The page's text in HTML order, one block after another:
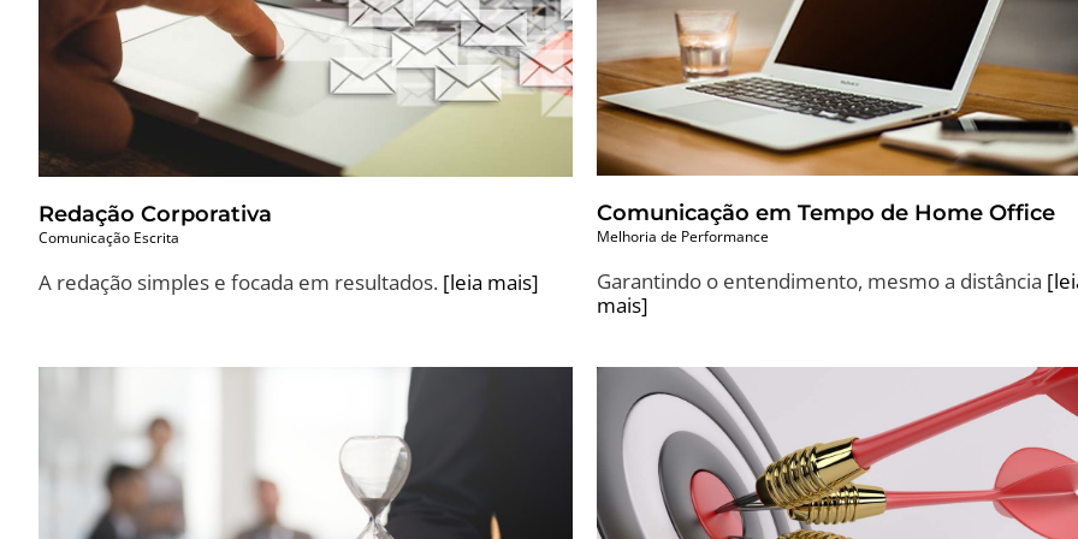
Redação Corporativa
Comunicação Escrita
A redação simples e focada em resultados. [leia mais]
Comunicação em Tempo de Home Office
Melhoria de Performance
Garantindo o entendimento, mesmo a distância
mais]